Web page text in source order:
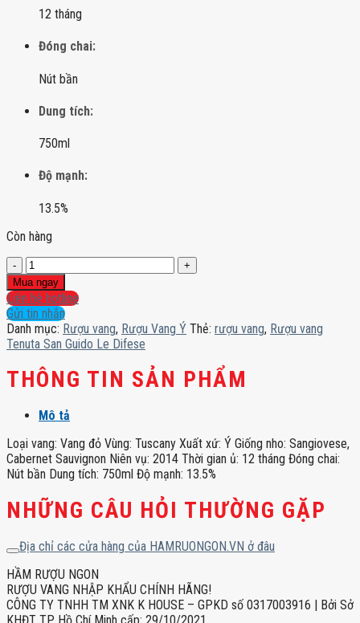
12 tháng
Đóng chai:
Nút bần
Dung tích:
750ml
Độ mạnh:
13.5%
Còn hàng
Rượu
vang
Tenuta
San
Guido
Le
Difese
số
lượng
Mua ngay
Liên hệ hotline
Gửi tin nhắn
Danh mục: Rượu vang, Rượu Vang Ý Thẻ: rượu vang, Rượu vang
Tenuta San Guido Le Difese
THÔNG TIN SẢN PHẨM
Mô tả
Loại vang: Vang đỏ Vùng: Tuscany Xuất xứ: Ý Giống nho: Sangiovese,
Cabernet Sauvignon Niên vụ: 2014 Thời gian ủ: 12 tháng Đóng chai:
Nút bần Dung tích: 750ml Độ mạnh: 13.5%
NHỮNG CÂU HỎI THƯỜNG GẶP
Địa chỉ các cửa hàng của HAMRUONGON.VN ở đâu
HẦM RƯỢU NGON
RƯỢU VANG NHẬP KHẨU CHÍNH HÃNG!
CÔNG TY TNHH TM XNK K HOUSE – GPKD số 0317003916 | Bởi Sở
KHĐT TP. Hồ Chí Minh cấp: 29/10/2021